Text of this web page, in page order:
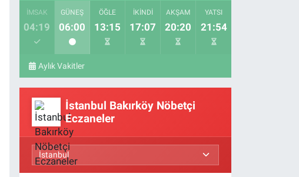
İMSAK
04:19
GÜNEŞ
06:00
ÖĞLE
13:15
İKINDI
17:07
AKŞAM
20:20
YATSI
21:54
Aylık Vakitler
İstanbul Bakırköy Nöbetçi
Eczaneler